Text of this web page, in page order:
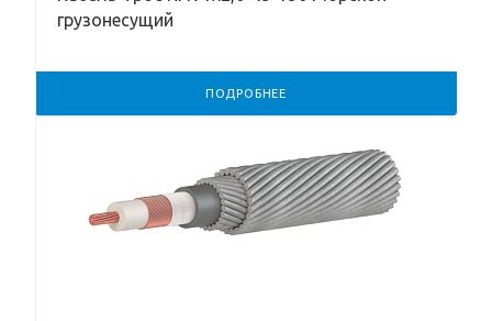
грузонесущий
ПОДРОБНЕЕ